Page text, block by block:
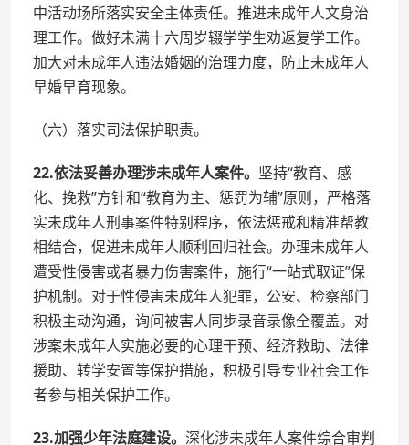
中活动场所落实安全主体责任。推进未成年人文身治
理工作。做好未满十六周岁辍学学生劝返复学工作。
加大对未成年人违法婚姻的治理力度，防止未成年人
早婚早育现象。
（六）落实司法保护职责。
22.依法妥善办理涉未成年人案件。 坚持“教育、感
化、挽救”方针和“教育为主、惩罚为辅”原则，严格落
实未成年人刑事案件特别程序，依法惩戒和精准帮教
相结合，促进未成年人顺利回归社会。办理未成年人
遭受性侵害或者暴力伤害案件，施行“一站式取证”保
护机制。对于性侵害未成年人犯罪，公安、检察部门
积极主动沟通，询问被害人同步录音录像全覆盖。对
涉案未成年人实施必要的心理干预、经济救助、法律
援助、转学安置等保护措施，积极引导专业社会工作
者参与相关保护工作。
23.加强少年法庭建设。 深化涉未成年人案件综合审判